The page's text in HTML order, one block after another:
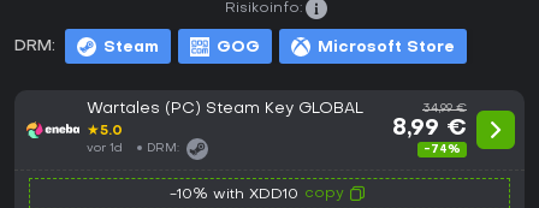
DRM: Steam GOG Microsoft Store
Risikoinfo:
Wartales (PC) Steam Key GLOBAL
★5.0
vor 1d DRM:
34,99 €
8,99 €
-74%
-10% with XDD10 copy